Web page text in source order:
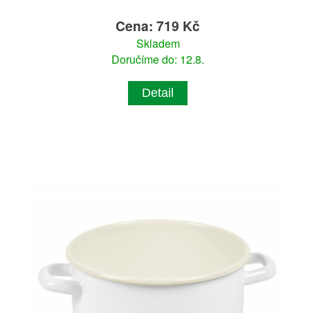
Cena: 719 Kč
Skladem
Doručíme do: 12.8.
Detail